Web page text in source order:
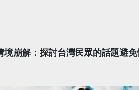
境崩解：探討台灣民眾的話題避免